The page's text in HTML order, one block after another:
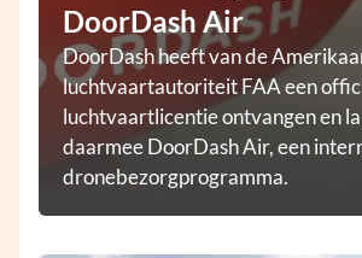
DoorDash Air
DoorDash heeft van de
luchtvaartautoriteit FAA een
luchtvaartlicentie ontvangen en
daarmee DoorDash Air, een
dronebezorgprogramma.